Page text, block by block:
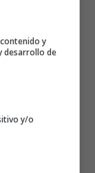
preparada:
etc.; y por
han de ser
sean
y
desarrollo de
y/o